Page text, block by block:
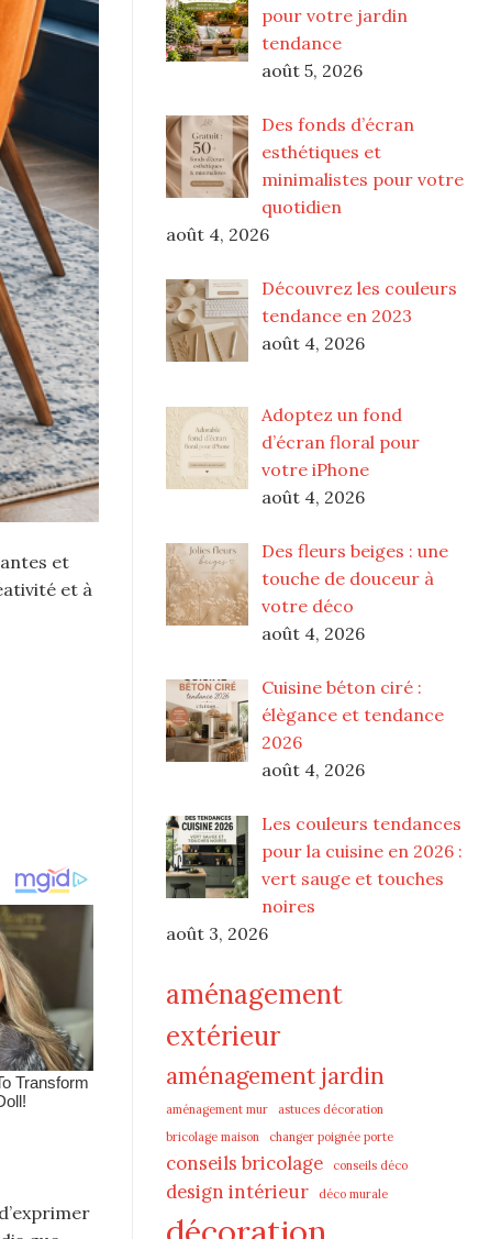
et
et à
pour votre jardin
tendance
août 5, 2026
Des fonds d’écran
esthétiques et
minimalistes pour votre
quotidien
août 4, 2026
Découvrez les couleurs
tendance en 2023
août 4, 2026
Adoptez un fond
d’écran floral pour
votre iPhone
août 4, 2026
Des fleurs beiges : une
touche de douceur à
votre déco
août 4, 2026
Cuisine béton ciré :
élègance et tendance
2026
août 4, 2026
Les couleurs tendances
pour la cuisine en 2026 :
vert sauge et touches
noires
août 3, 2026
aménagement
extérieur
aménagement jardin
aménagement mur
astuces décoration
bricolage maison
changer poignée porte
conseils bricolage conseils déco
design intérieur déco murale